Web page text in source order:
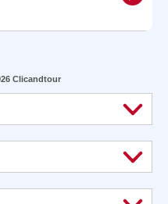
Clicandtour